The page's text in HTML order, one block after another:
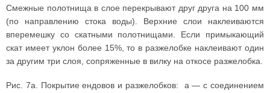
Смежные полотнища в слое перекрывают друг друга на 100 мм
(по направлению стока воды). Верхние слои наклеиваются
вперемешку со скатными полотнищами. Если примыкающий
скат имеет уклон более 15%, то в разжелобке наклеивают один
за другим три слоя, сопряженные в вилку на откосе разжелобка.
Рис. 7а. Покрытие ендовов и разжелобков: а — с соединением